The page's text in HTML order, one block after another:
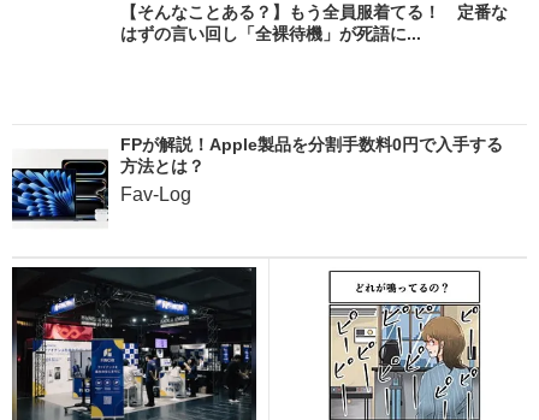
【そんなことある？】もう全員服着てる！ 定番な
はずの言い回し「全裸待機」が死語に...
FPが解説！Apple製品を分割手数料0円で入手する
方法とは？
Fav-Log